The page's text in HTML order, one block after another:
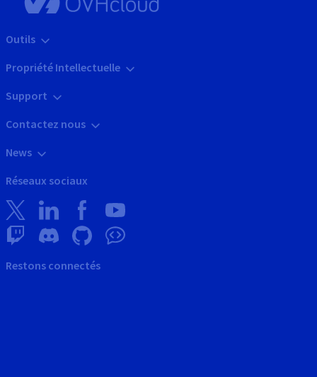
Outils
Propriété Intellectuelle
Support
Contactez nous
News
Réseaux sociaux
Restons connectés